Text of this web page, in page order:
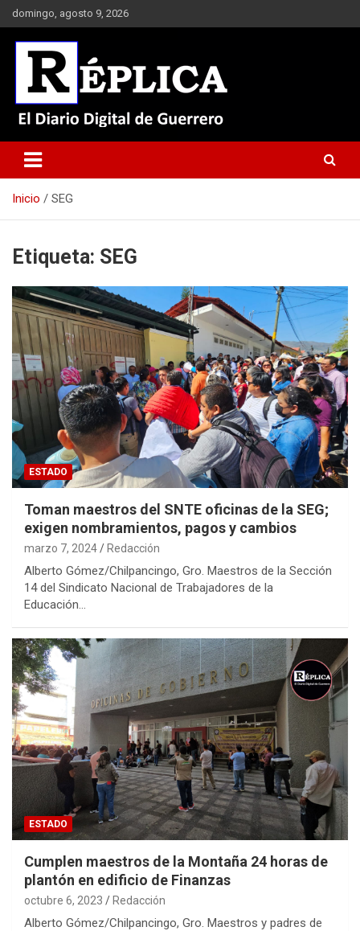
Saltar
al
contenido
domingo, agosto 9, 2026
Réplica
Inicio SEG
Etiqueta: SEG
ESTADO
Toman maestros del SNTE oficinas de la SEG;
exigen nombramientos, pagos y cambios
marzo 7, 2024 Redacción
Alberto Gómez/Chilpancingo, Gro. Maestros de la Sección
14 del Sindicato Nacional de Trabajadores de la
Educación…
ESTADO
Cumplen maestros de la Montaña 24 horas de
plantón en edificio de Finanzas
octubre 6, 2023 Redacción
Alberto Gómez/Chilpancingo, Gro. Maestros y padres de